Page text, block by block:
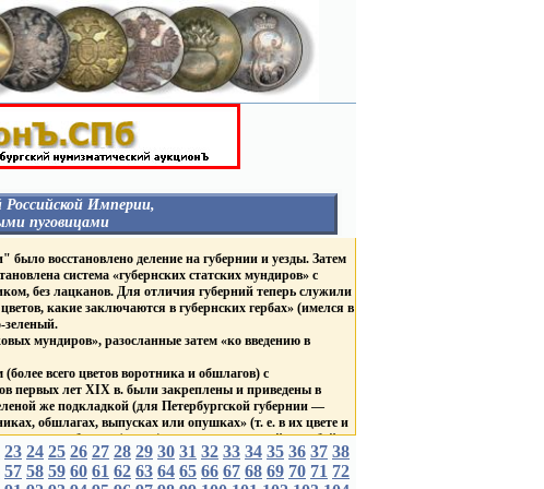
Империи,
пуговицами
ВЕД.
ФЛОТ
УЧЕБНЫЕ
НЕГОСУДАРСТВЕННЫЕ
ОРГАНИЗАЦИИ
ГУБЕРНИИ И ГОРОДА
Россия
Курская Губерния
ВЕД. БЛАГОТВ. УЧРЕЖД.
ЛИВРЕЙНЫЕ С
ДВОРЯНСКИМИ
ГЕРБАМИ
Россия
Царство Польское
С брачными гербами
короны
восстановлено деление на губернии и уезды. Затем
система «губернских статских мундиров» с
без лацканов. Для отличия губерний теперь служили
какие заключаются в губернских гербах» (имелся в
зеленый.
мундиров», разосланные затем «ко введению в
всего цветов воротника и обшлагов) с
первых лет XIX в. были закреплены и приведены в
же подкладкой (для Петербургской губернии —
обшлагах, выпусках или опушках» (т. е. в их цвете и
«разборов» (групп) мундиров: красный, голубой,
вице-губернаторов «по цветам, каждой губернии
23 24 25 26 27 28 29 30 31 32 33 34 35 36 37 38
57 58 59 60 61 62 63 64 65 66 67 68 69 70 71 72